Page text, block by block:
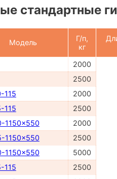
стандартные
Модель
Г/п,
кг
2000
2500
115 2000
115
2500
1150x550
2000
1150x550
2500
1150x550
5000
115
2500